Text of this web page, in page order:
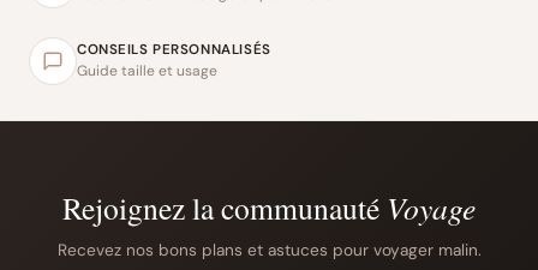
CONSEILS PERSONNALISÉS
Guide taille et usage
Rejoignez la communauté Voyage
Recevez nos bons plans et astuces pour voyager malin.